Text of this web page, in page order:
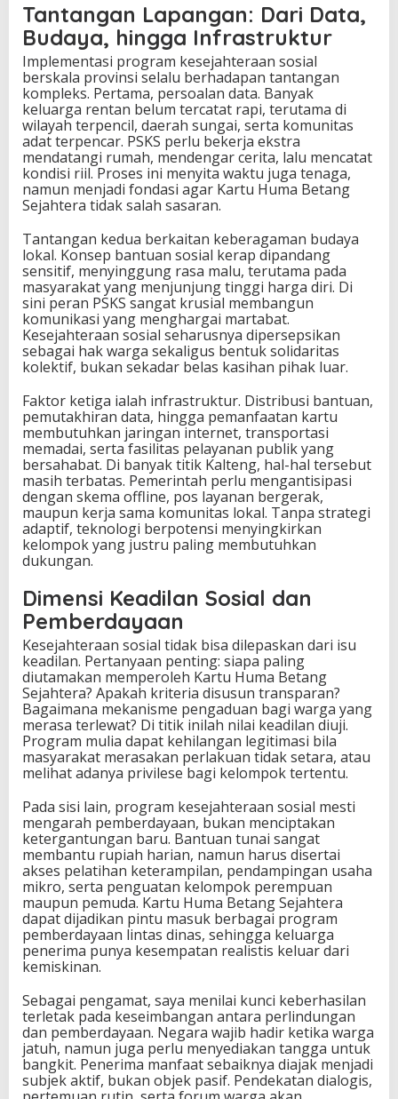
Tantangan Lapangan: Dari Data,
Budaya, hingga Infrastruktur
Implementasi program kesejahteraan sosial
berskala provinsi selalu berhadapan tantangan
kompleks. Pertama, persoalan data. Banyak
keluarga rentan belum tercatat rapi, terutama di
wilayah terpencil, daerah sungai, serta komunitas
adat terpencar. PSKS perlu bekerja ekstra
mendatangi rumah, mendengar cerita, lalu mencatat
kondisi riil. Proses ini menyita waktu juga tenaga,
namun menjadi fondasi agar Kartu Huma Betang
Sejahtera tidak salah sasaran.
Tantangan kedua berkaitan keberagaman budaya
lokal. Konsep bantuan sosial kerap dipandang
sensitif, menyinggung rasa malu, terutama pada
masyarakat yang menjunjung tinggi harga diri. Di
sini peran PSKS sangat krusial membangun
komunikasi yang menghargai martabat.
Kesejahteraan sosial seharusnya dipersepsikan
sebagai hak warga sekaligus bentuk solidaritas
kolektif, bukan sekadar belas kasihan pihak luar.
Faktor ketiga ialah infrastruktur. Distribusi bantuan,
pemutakhiran data, hingga pemanfaatan kartu
membutuhkan jaringan internet, transportasi
memadai, serta fasilitas pelayanan publik yang
bersahabat. Di banyak titik Kalteng, hal-hal tersebut
masih terbatas. Pemerintah perlu mengantisipasi
dengan skema offline, pos layanan bergerak,
maupun kerja sama komunitas lokal. Tanpa strategi
adaptif, teknologi berpotensi menyingkirkan
kelompok yang justru paling membutuhkan
dukungan.
Dimensi Keadilan Sosial dan
Pemberdayaan
Kesejahteraan sosial tidak bisa dilepaskan dari isu
keadilan. Pertanyaan penting: siapa paling
diutamakan memperoleh Kartu Huma Betang
Sejahtera? Apakah kriteria disusun transparan?
Bagaimana mekanisme pengaduan bagi warga yang
merasa terlewat? Di titik inilah nilai keadilan diuji.
Program mulia dapat kehilangan legitimasi bila
masyarakat merasakan perlakuan tidak setara, atau
melihat adanya privilese bagi kelompok tertentu.
Pada sisi lain, program kesejahteraan sosial mesti
mengarah pemberdayaan, bukan menciptakan
ketergantungan baru. Bantuan tunai sangat
membantu rupiah harian, namun harus disertai
akses pelatihan keterampilan, pendampingan usaha
mikro, serta penguatan kelompok perempuan
maupun pemuda. Kartu Huma Betang Sejahtera
dapat dijadikan pintu masuk berbagai program
pemberdayaan lintas dinas, sehingga keluarga
penerima punya kesempatan realistis keluar dari
kemiskinan.
Sebagai pengamat, saya menilai kunci keberhasilan
terletak pada keseimbangan antara perlindungan
dan pemberdayaan. Negara wajib hadir ketika warga
jatuh, namun juga perlu menyediakan tangga untuk
bangkit. Penerima manfaat sebaiknya diajak menjadi
subjek aktif, bukan objek pasif. Pendekatan dialogis,